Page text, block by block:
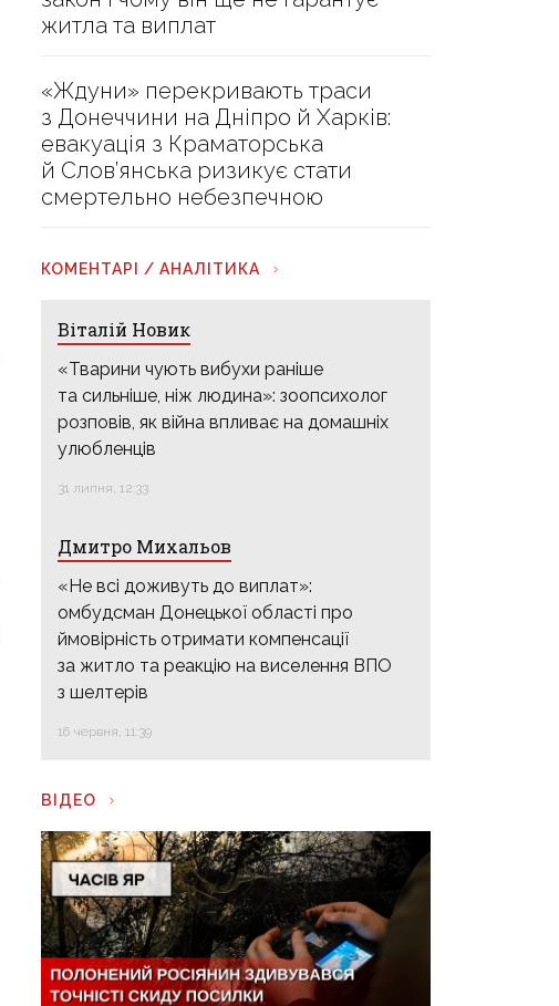
житла та виплат
«Ждуни» перекривають траси
з Донеччини на Дніпро й Харків:
евакуація з Краматорська
й Слов’янська ризикує стати
смертельно небезпечною
КОМЕНТАРІ / АНАЛІТИКА
Віталій Новик
«Тварини чують вибухи раніше
та сильніше, ніж людина»: зоопсихолог
розповів, як війна впливає на домашніх
улюбленців
31 липня, 12:33
Дмитро Михальов
«Не всі доживуть до виплат»:
омбудсман Донецької області про
ймовірність отримати компенсації
за житло та реакцію на виселення ВПО
з шелтерів
16 червня, 11:39
ВІДЕО